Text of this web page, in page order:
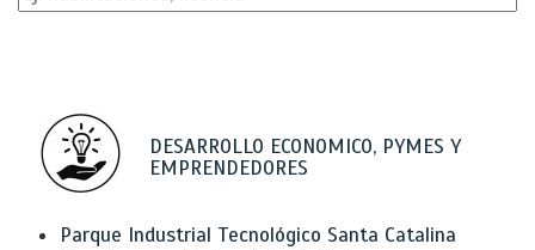
DESARROLLO ECONOMICO, PYMES Y
EMPRENDEDORES
Parque Industrial Tecnológico Santa Catalina